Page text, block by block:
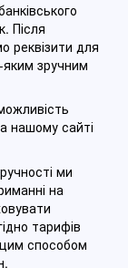
Після
реквізити для
зручним
нашому сайті
ми
на
тарифів
способом